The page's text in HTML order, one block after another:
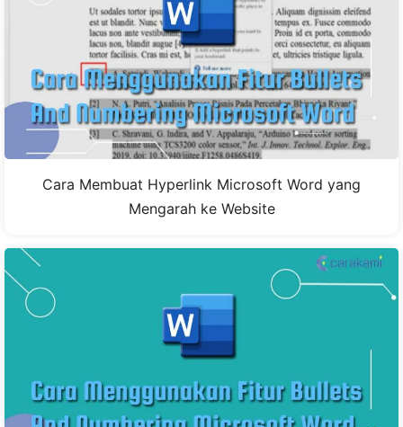
Cara Membuat Hyperlink Microsoft Word yang
Mengarah ke Website